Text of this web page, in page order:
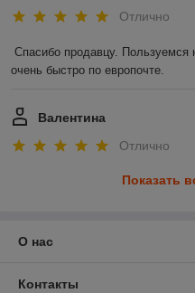
Отлично
Спасибо продавцу. Пользуемся
очень быстро по европочте.
Валентина
Отлично
Показать
О нас
Контакты